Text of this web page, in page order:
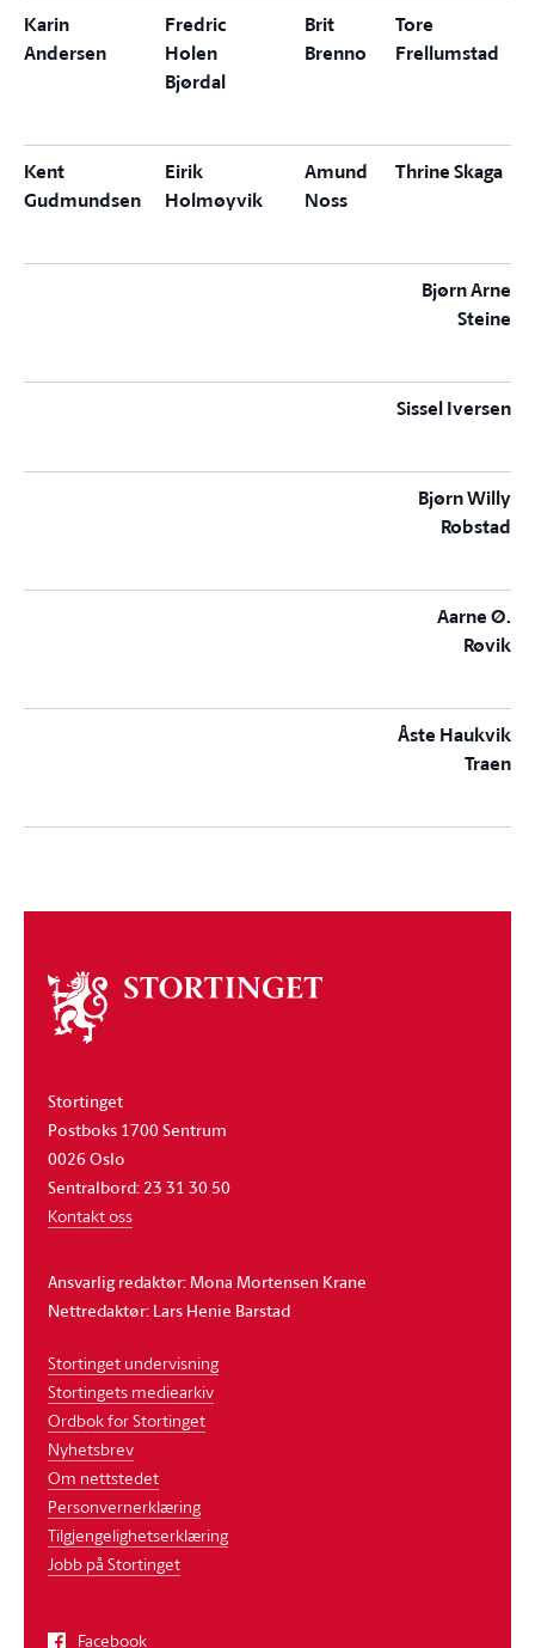
Karin
Andersen
Fredric
Holen
Bjørdal
Brit
Brenno
Tore
Frellumstad
Kent
Gudmundsen
Eirik
Holmøyvik
Amund
Noss
Thrine Skaga
Bjørn Arne
Steine
Sissel Iversen
Bjørn Willy
Robstad
Aarne Ø.
Røvik
Åste Haukvik
Traen
Om
stortinget
Stortinget
Postboks 1700 Sentrum
0026 Oslo
Sentralbord: 23 31 30 50
Kontakt oss
Ansvarlig redaktør: Mona Mortensen Krane
Nettredaktør: Lars Henie Barstad
Stortinget undervisning
Stortingets mediearkiv
Ordbok for Stortinget
Nyhetsbrev
Om nettstedet
Personvernerklæring
Tilgjengelighetserklæring
Jobb på Stortinget
Facebook